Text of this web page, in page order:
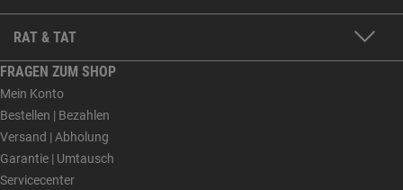
RAT & TAT
FRAGEN ZUM SHOP
Mein Konto
Bestellen | Bezahlen
Versand | Abholung
Garantie | Umtausch
Servicecenter